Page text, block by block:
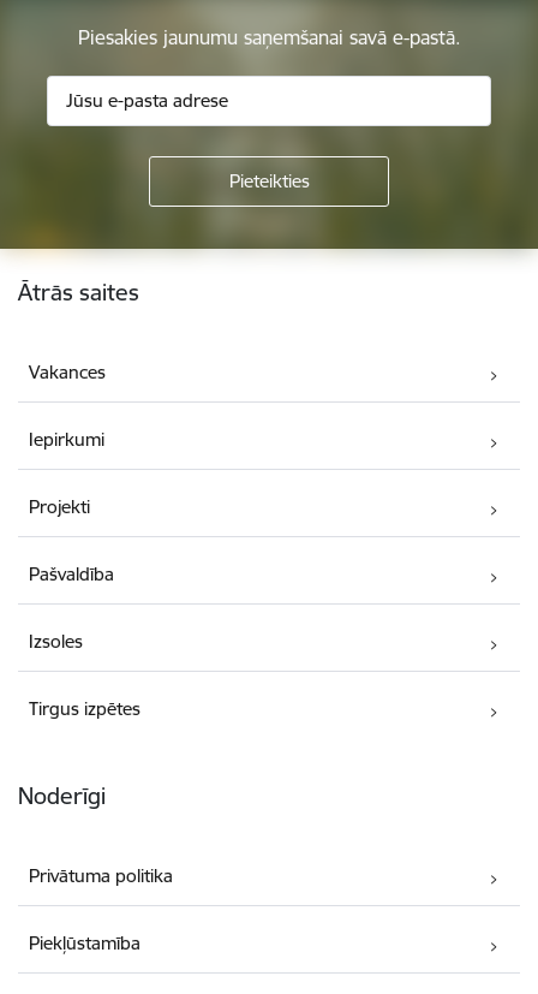
Piesakies jaunumu saņemšanai savā e-pastā.
Kājene
Ātrās saites
Vakances
Iepirkumi
Projekti
Pašvaldība
Izsoles
Tirgus izpētes
Noderīgi
Privātuma politika
Piekļūstamība